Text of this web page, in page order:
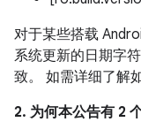
对于某些搭载
系统更新的日期字
致。 如需详细了解
2. 为何本公告有 2